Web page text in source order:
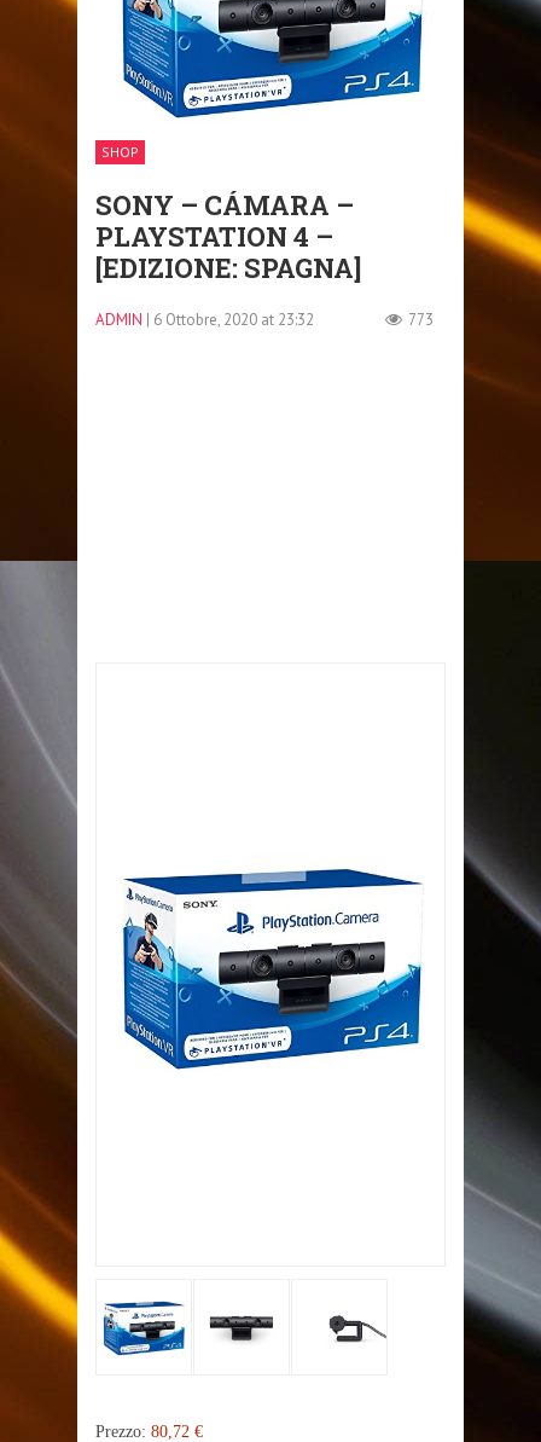
SHOP
SONY – CÁMARA –
PLAYSTATION 4 –
[EDIZIONE: SPAGNA]
ADMIN | 6 Ottobre, 2020 at 23:32 773
Prezzo: 80,72 €